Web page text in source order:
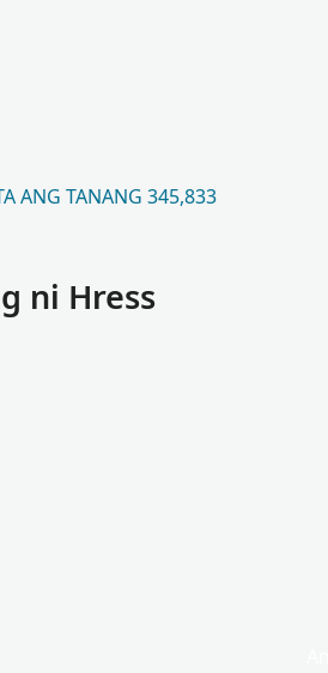
ANG TANANG 345,833
ni Hress